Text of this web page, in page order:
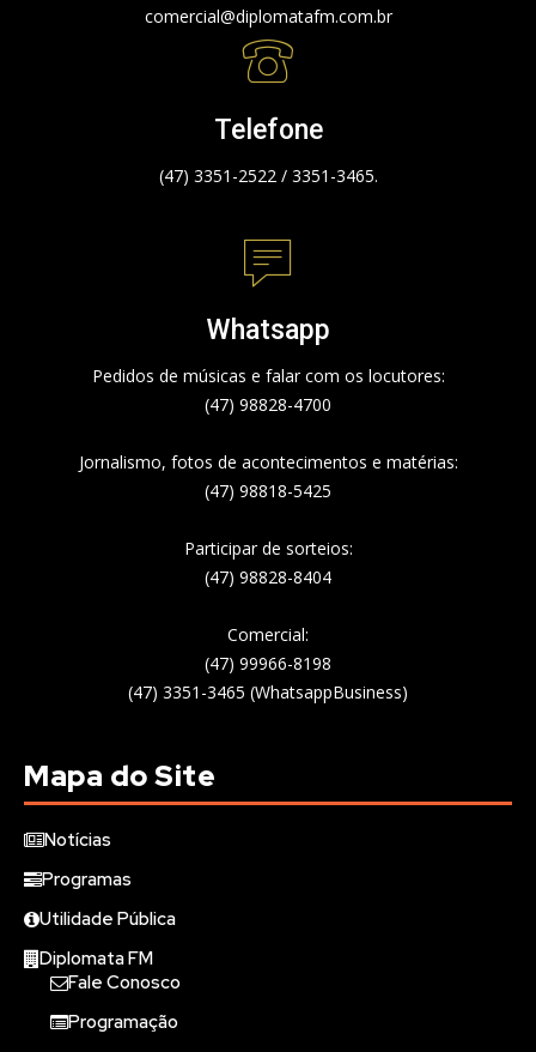
comercial@diplomatafm.com.br
Telefone
(47) 3351-2522 / 3351-3465.
Whatsapp
Pedidos de músicas e falar com os locutores:
(47) 98828-4700
Jornalismo, fotos de acontecimentos e matérias:
(47) 98818-5425
Participar de sorteios:
(47) 98828-8404
Comercial:
(47) 99966-8198
(47) 3351-3465 (WhatsappBusiness)
Mapa do Site
Notícias
Programas
Utilidade Pública
Diplomata FM
Fale Conosco
Programação